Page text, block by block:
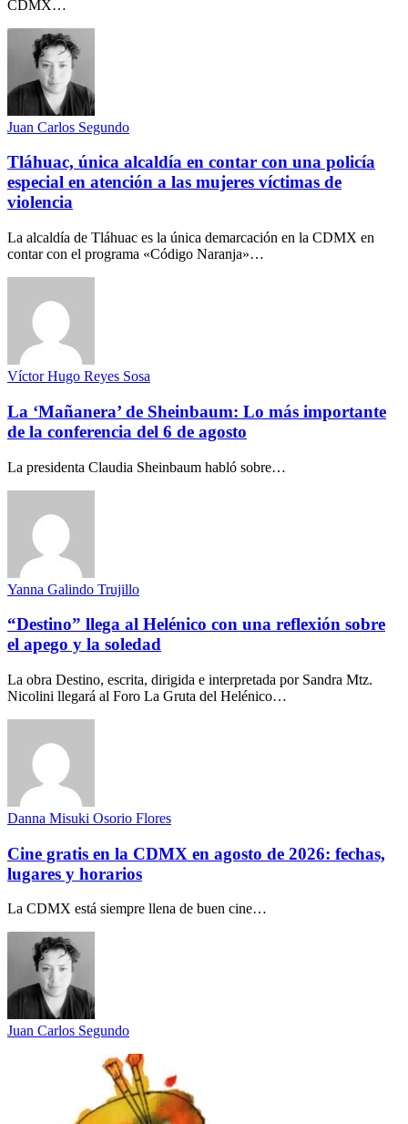
CDMX…
Juan Carlos Segundo
Tláhuac, única alcaldía en contar con una policía
especial en atención a las mujeres víctimas de
violencia
La alcaldía de Tláhuac es la única demarcación en la CDMX en
contar con el programa «Código Naranja»…
Víctor Hugo Reyes Sosa
La ‘Mañanera’ de Sheinbaum: Lo más importante
de la conferencia del 6 de agosto
La presidenta Claudia Sheinbaum habló sobre…
Yanna Galindo Trujillo
“Destino” llega al Helénico con una reflexión sobre
el apego y la soledad
La obra Destino, escrita, dirigida e interpretada por Sandra Mtz.
Nicolini llegará al Foro La Gruta del Helénico…
Danna Misuki Osorio Flores
Cine gratis en la CDMX en agosto de 2026: fechas,
lugares y horarios
La CDMX está siempre llena de buen cine…
Juan Carlos Segundo